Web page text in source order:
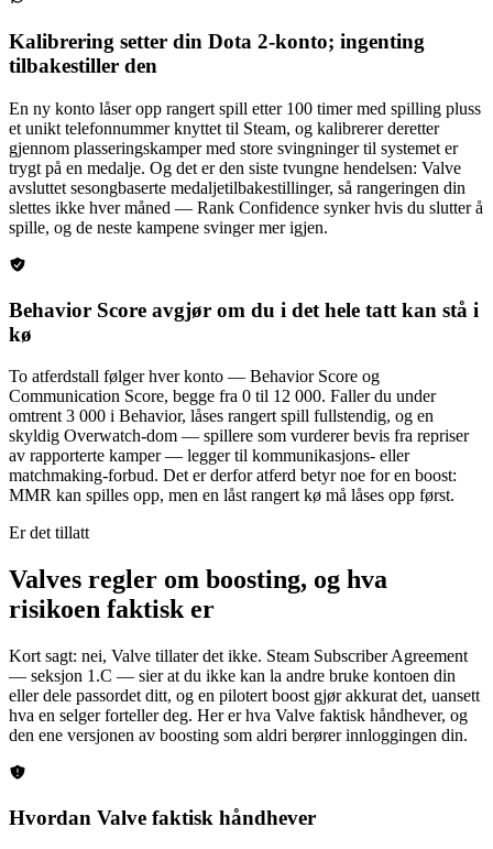
Kalibrering setter din Dota 2-konto; ingenting
tilbakestiller den
En ny konto låser opp rangert spill etter 100 timer med spilling pluss
et unikt telefonnummer knyttet til Steam, og kalibrerer deretter
gjennom plasseringskamper med store svingninger til systemet er
trygt på en medalje. Og det er den siste tvungne hendelsen: Valve
avsluttet sesongbaserte medaljetilbakestillinger, så rangeringen din
slettes ikke hver måned — Rank Confidence synker hvis du slutter å
spille, og de neste kampene svinger mer igjen.
Behavior Score avgjør om du i det hele tatt kan stå i
kø
To atferdstall følger hver konto — Behavior Score og
Communication Score, begge fra 0 til 12 000. Faller du under
omtrent 3 000 i Behavior, låses rangert spill fullstendig, og en
skyldig Overwatch-dom — spillere som vurderer bevis fra repriser
av rapporterte kamper — legger til kommunikasjons- eller
matchmaking-forbud. Det er derfor atferd betyr noe for en boost:
MMR kan spilles opp, men en låst rangert kø må låses opp først.
Er det tillatt
Valves regler om boosting, og hva
risikoen faktisk er
Kort sagt: nei, Valve tillater det ikke. Steam Subscriber Agreement
— seksjon 1.C — sier at du ikke kan la andre bruke kontoen din
eller dele passordet ditt, og en pilotert boost gjør akkurat det, uansett
hva en selger forteller deg. Her er hva Valve faktisk håndhever, og
den ene versjonen av boosting som aldri berører innloggingen din.
Hvordan Valve faktisk håndhever